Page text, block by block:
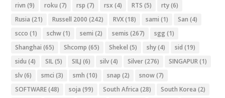
rivn (9) roku (7) rsp (7) rsx (4) RTS (5) rty(6)
Rusia (21) Russell 2000 (242) RVX(18) sami (1) San (4)
scco (1) schw(1) semi (2) semis (267) sgg (1)
Shanghai (65) Shcomp (65) Shekel (5) shy(4) sid (19)
sidu (4) SIL(5) SILJ (6) silv(4) Silver(276) SINGAPUR(1)
slv(6) smci (3) smh (10) snap (2) snow(7)
SOFTWARE(48) soja (99) South Africa (28) South Korea (2)